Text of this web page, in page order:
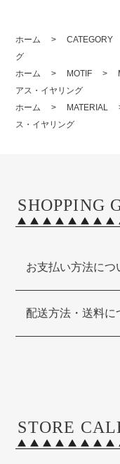
ホーム >CATEGORY
グ
ホーム > MOTIF >
アス・イヤリング
ホーム > MATERIAL
ス・イヤリング
SHOPPING
お支払い方法につ
配送方法・送料に
STORE